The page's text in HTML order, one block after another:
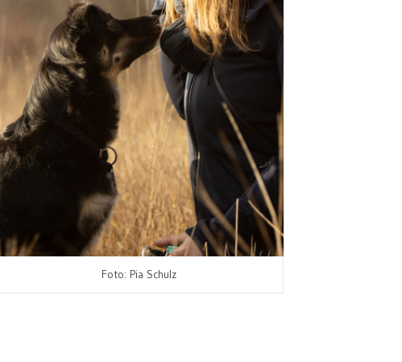
Foto: Pia Schulz